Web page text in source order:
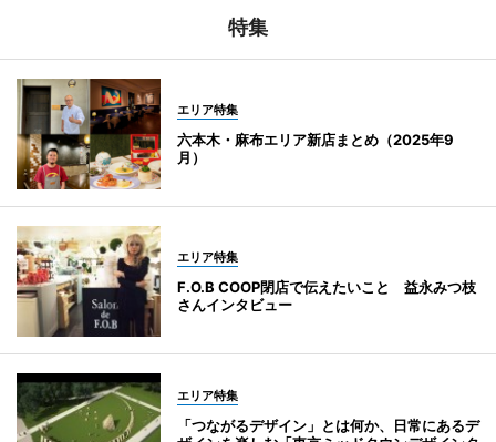
特集
エリア特集
六本木・麻布エリア新店まとめ（2025年9
月）
エリア特集
F.O.B COOP閉店で伝えたいこと 益永みつ枝
さんインタビュー
エリア特集
「つながるデザイン」とは何か、日常にあるデ